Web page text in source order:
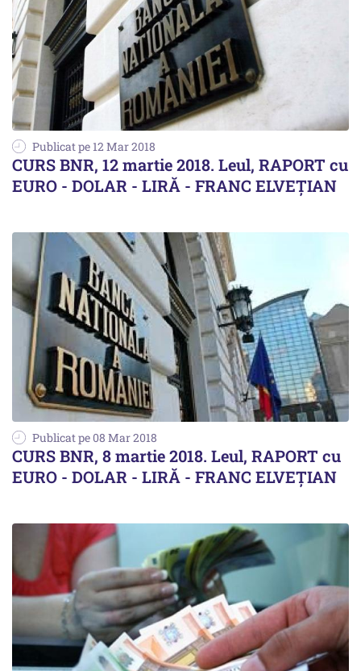
Publicat pe 12 Mar 2018
CURS BNR, 12 martie 2018. Leul, RAPORT cu
EURO - DOLAR - LIRĂ - FRANC ELVEȚIAN
Publicat pe 08 Mar 2018
CURS BNR, 8 martie 2018. Leul, RAPORT cu
EURO - DOLAR - LIRĂ - FRANC ELVEȚIAN